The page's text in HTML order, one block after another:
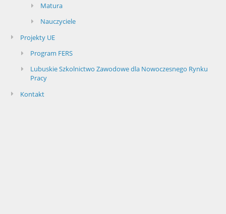
Matura
Nauczyciele
Projekty UE
Program FERS
Lubuskie Szkolnictwo Zawodowe dla Nowoczesnego Rynku
Pracy
Kontakt